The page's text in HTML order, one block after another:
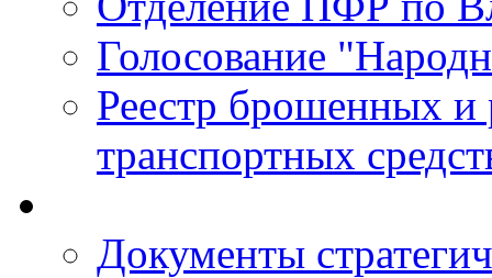
Голосование
Реестр брошенных и
транспортных
Документы